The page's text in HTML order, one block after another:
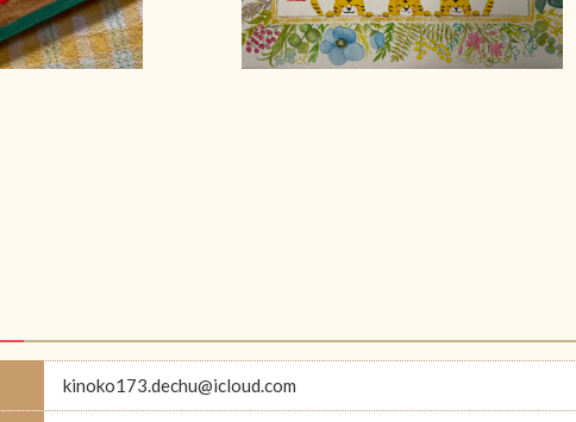
kinoko173.dechu@icloud.com